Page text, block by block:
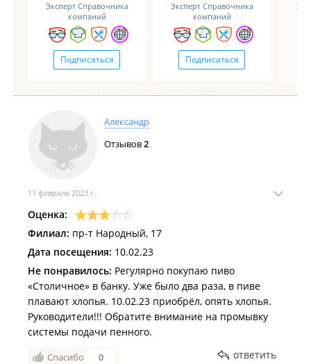
Эксперт Справочника
компаний
Подписаться
Эксперт Справочника
компаний
Подписаться
Александр
Отзывов2
11 февраля 2023 г.
Оценка:
Филиал: пр-т Народный, 17
Дата посещения: 10.02.23
Не понравилось: Регулярно покупаю пиво
«Столичное» в банку. Уже было два раза, в пиве
плавают хлопья. 10.02.23 приобрёл, опять хлопья.
Руководители!!! Обратите внимание на промывку
системы подачи пенного.
Спасибо 0 ответить